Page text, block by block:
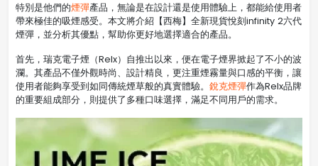
特別是他們的煙彈產品，無論是在設計還是使用體驗上，都能給使用者
帶來極佳的吸煙感受。本文將介紹【西梅】全新現貨悅刻infinity 2六代
煙彈，並分析其優點，幫助你更好地選擇適合的產品。
首先，瑞克電子煙（Relx）自推出以來，便在電子煙界掀起了不小的波
瀾。其產品不僅外觀時尚、設計精良，更注重煙霧量與口感的平衡，讓
使用者能夠享受到如同傳統煙草般的真實體驗。 銳克煙彈作為Relx品牌
的重要組成部分，則提供了多種口味選擇，滿足不同用戶的需求。